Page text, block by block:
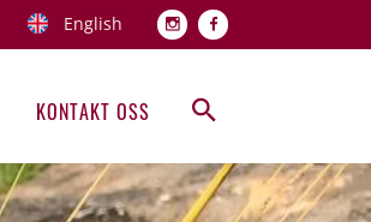
Topp
English
Hovedmeny
KONTAKT OSS